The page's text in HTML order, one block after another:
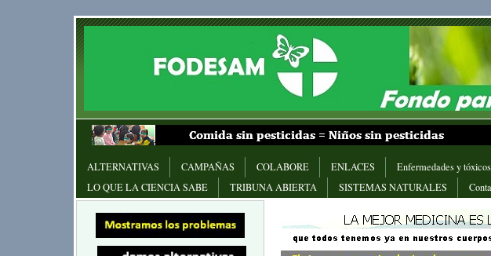
ALTERNATIVAS CAMPAÑAS COLABORE ENLACES Enfermedades y tóxicos
LO QUE LA CIENCIA SABE
TRIBUNA ABIERTA SISTEMAS NATURALES